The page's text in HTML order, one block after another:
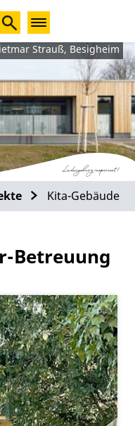
Strauß, Besigheim
Kita-Gebäude
Betreuung